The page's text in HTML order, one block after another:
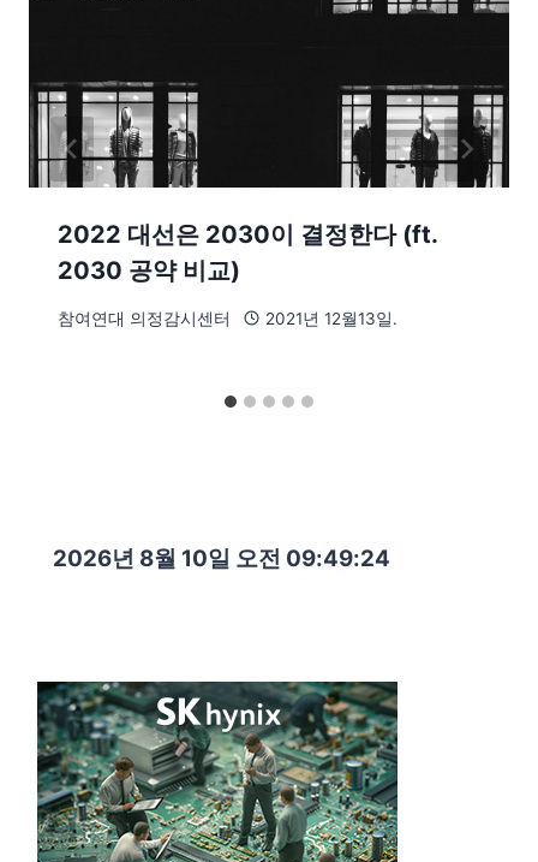
2022 대선은 2030이 결정한다 (ft.
2030 공약 비교)
참여연대 의정감시센터 2021년 12월13일.
2026년 8월 10일 오전 09:49:25